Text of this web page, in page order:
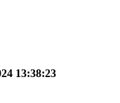
13:38:23